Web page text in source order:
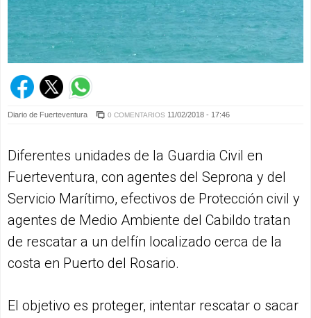
Diario de Fuerteventura 0 COMENTARIOS 11/02/2018 - 17:46
Diferentes unidades de la Guardia Civil en
Fuerteventura, con agentes del Seprona y del
Servicio Marítimo, efectivos de Protección civil y
agentes de Medio Ambiente del Cabildo tratan
de rescatar a un delfín localizado cerca de la
costa en Puerto del Rosario.
El objetivo es proteger, intentar rescatar o sacar